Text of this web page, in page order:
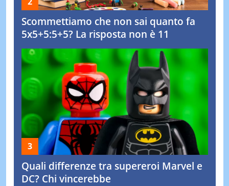
Scommettiamo che non sai quanto fa
5x5+5:5+5? La risposta non è 11
Quali differenze tra supereroi Marvel e
DC? Chi vincerebbe